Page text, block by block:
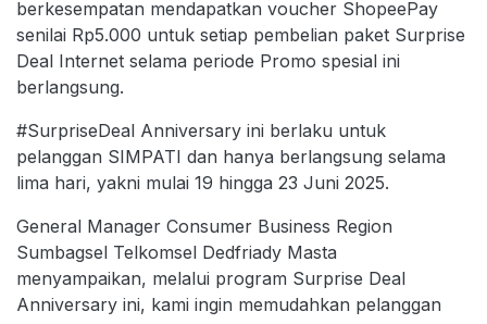
berkesempatan mendapatkan voucher ShopeePay
senilai Rp5.000 untuk setiap pembelian paket Surprise
Deal Internet selama periode Promo spesial ini
berlangsung.
#SurpriseDeal Anniversary ini berlaku untuk
pelanggan SIMPATI dan hanya berlangsung selama
lima hari, yakni mulai 19 hingga 23 Juni 2025.
General Manager Consumer Business Region
Sumbagsel Telkomsel Dedfriady Masta
menyampaikan, melalui program Surprise Deal
Anniversary ini, kami ingin memudahkan pelanggan